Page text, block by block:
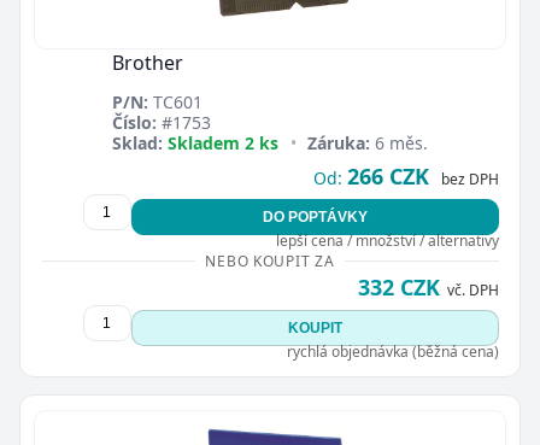
Brother
P/N: TC601
Číslo: #1753
Sklad: Skladem 2 ks • Záruka: 6 měs.
Od: 266 CZK bez DPH
DO POPTÁVKY
lepší cena / množství / alternativy
NEBO KOUPIT ZA
332 CZK vč. DPH
KOUPIT
rychlá objednávka (běžná cena)